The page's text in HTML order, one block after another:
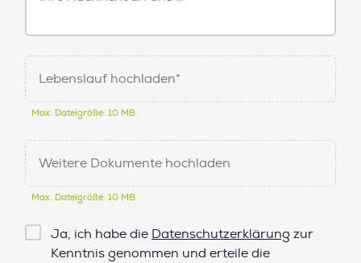
Lebenslauf hochladen*
Max. Dateigröße: 10 MB.
Weitere Dokumente hochladen
Max. Dateigröße: 10 MB.
Checkbox
Datenschutz*
Ja, ich habe die Datenschutzerklärung zur
Kenntnis genommen und erteile die